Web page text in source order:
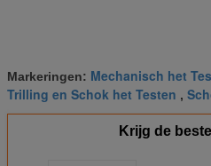
Markeringen: Mechanisch het
Trilling en Schok het Testen ,
Krijg de